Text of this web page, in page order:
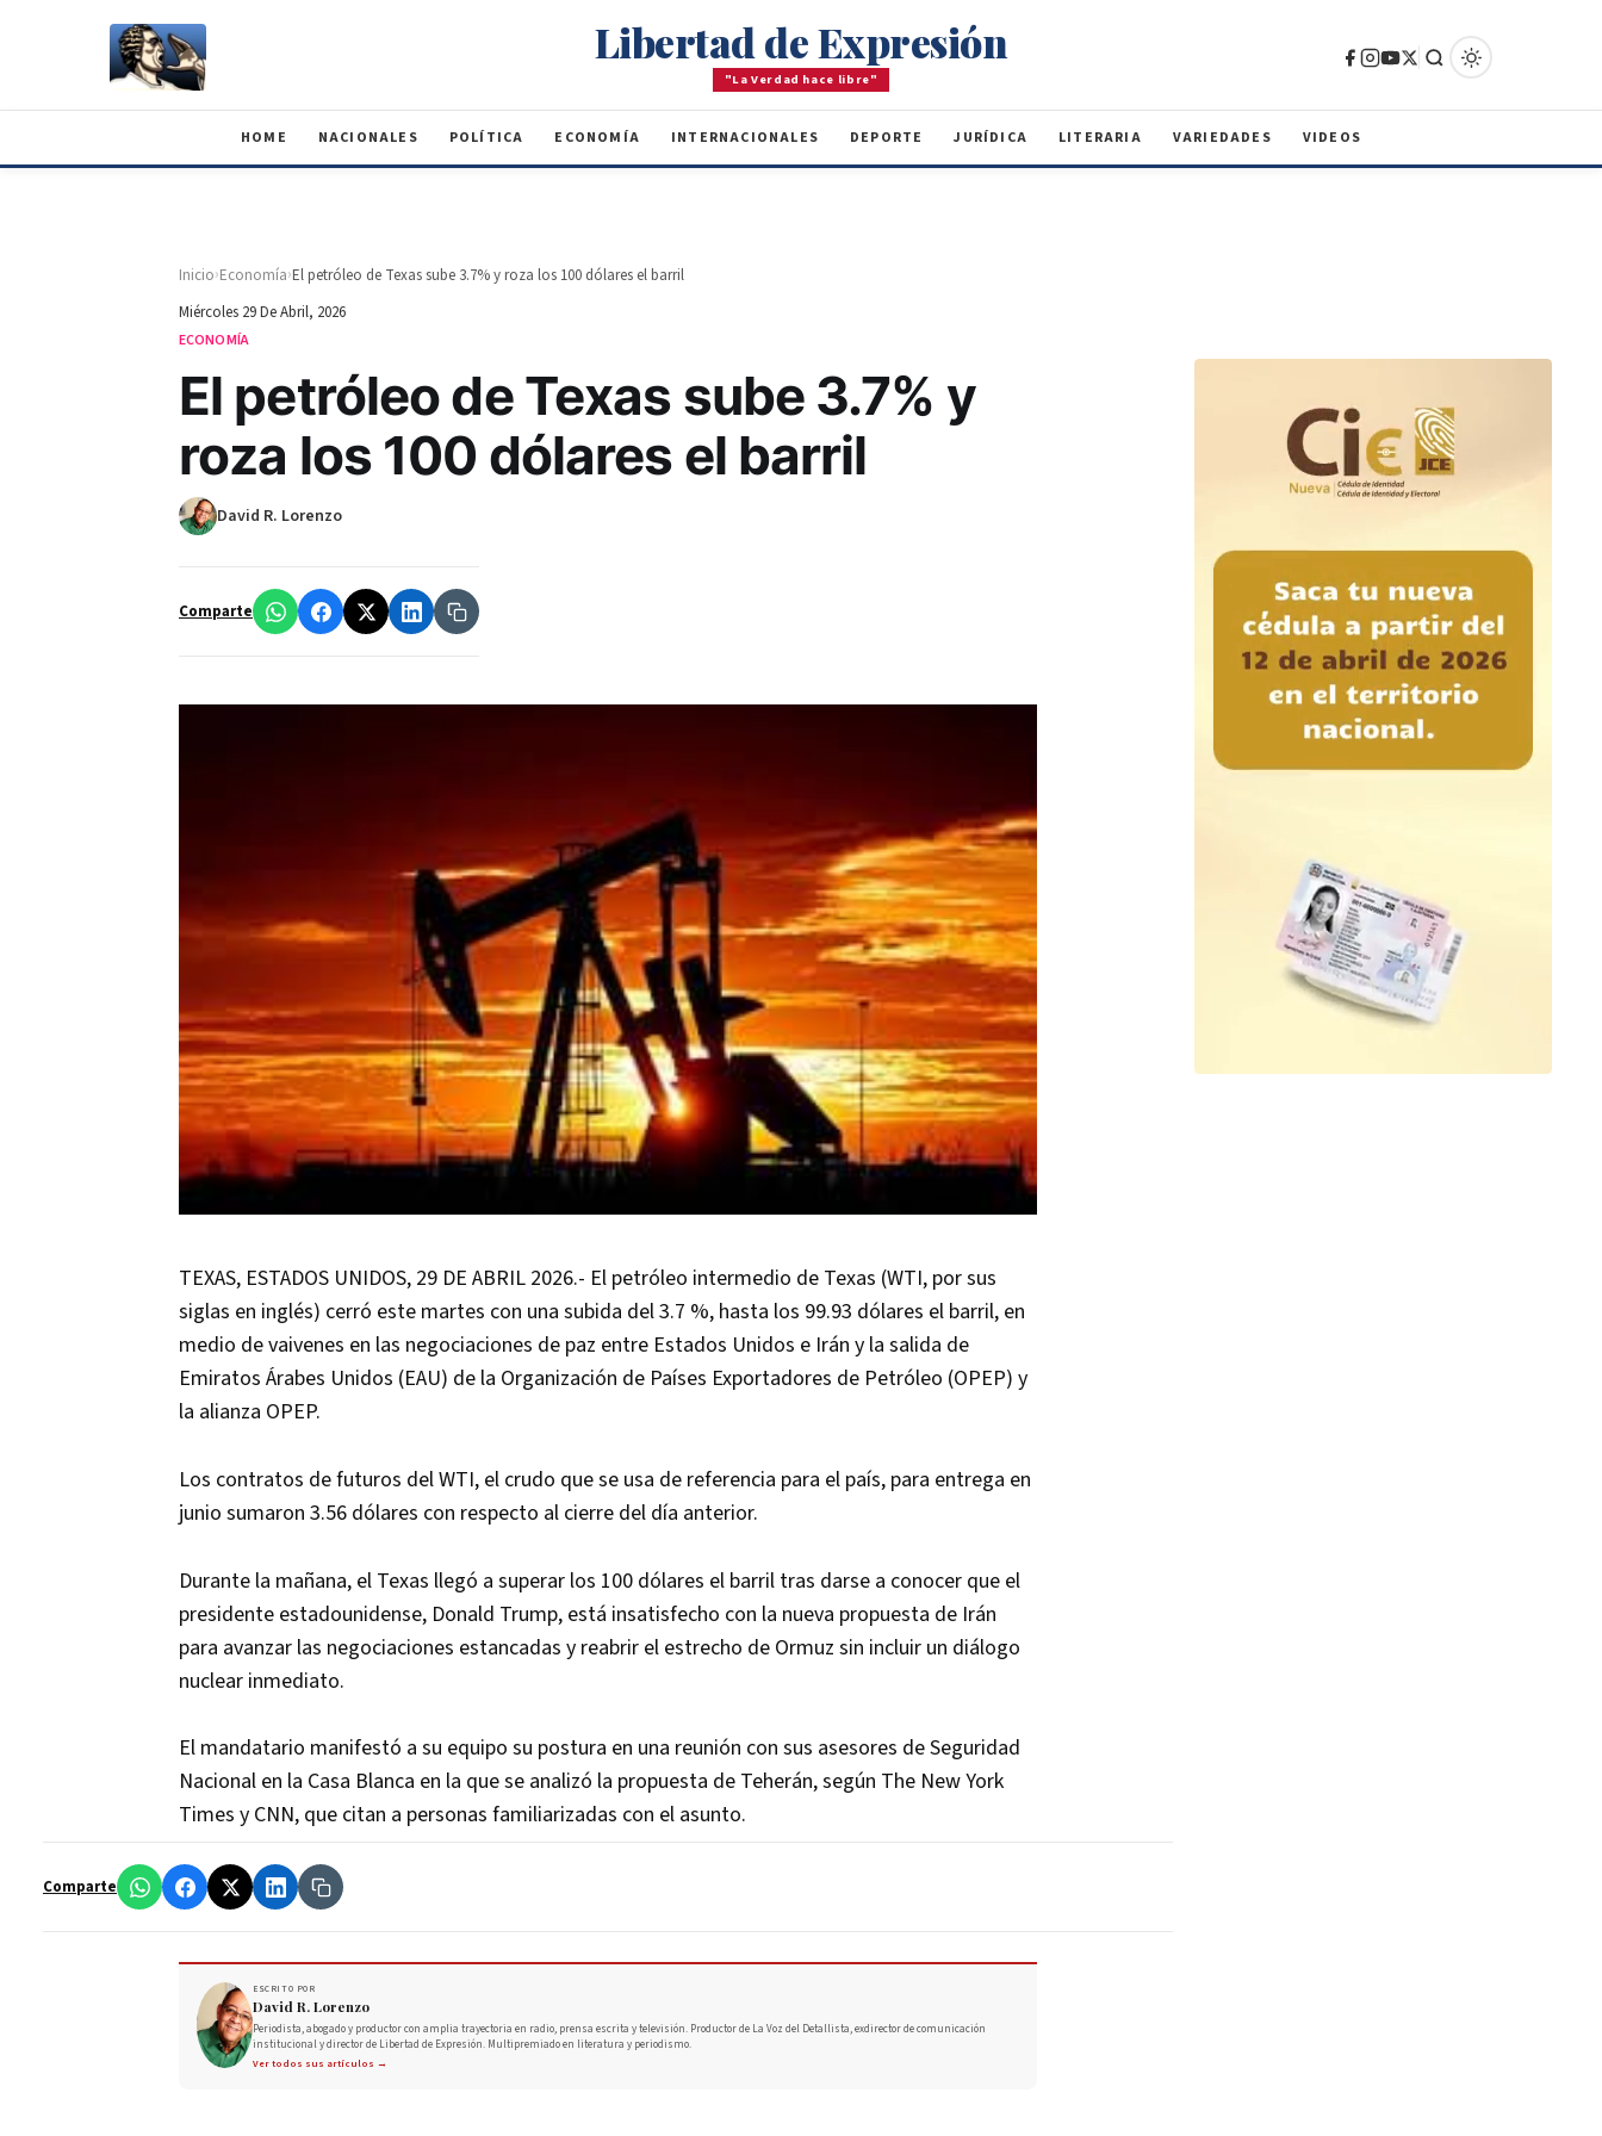
Libertad de Expresión
"La Verdad hace libre"
HOME NACIONALES POLÍTICA ECONOMÍA INTERNACIONALES DEPORTE JURÍDICA LITERARIA VARIEDADES VIDEOS
Inicio›Economía›El petróleo de Texas sube 3.7% y roza los 100 dólares el barril
Miércoles 29 De Abril, 2026
ECONOMÍA
El petróleo de Texas sube 3.7% y
roza los 100 dólares el barril
David R. Lorenzo
Comparte
TEXAS, ESTADOS UNIDOS, 29 DE ABRIL 2026.- El petróleo intermedio de Texas (WTI, por sus
siglas en inglés) cerró este martes con una subida del 3.7 %, hasta los 99.93 dólares el barril, en
medio de vaivenes en las negociaciones de paz entre Estados Unidos e Irán y la salida de
Emiratos Árabes Unidos (EAU) de la Organización de Países Exportadores de Petróleo (OPEP) y
la alianza OPEP.
Los contratos de futuros del WTI, el crudo que se usa de referencia para el país, para entrega en
junio sumaron 3.56 dólares con respecto al cierre del día anterior.
Durante la mañana, el Texas llegó a superar los 100 dólares el barril tras darse a conocer que el
presidente estadounidense, Donald Trump, está insatisfecho con la nueva propuesta de Irán
para avanzar las negociaciones estancadas y reabrir el estrecho de Ormuz sin incluir un diálogo
nuclear inmediato.
El mandatario manifestó a su equipo su postura en una reunión con sus asesores de Seguridad
Nacional en la Casa Blanca en la que se analizó la propuesta de Teherán, según The New York
Times y CNN, que citan a personas familiarizadas con el asunto.
Comparte
ESCRITO POR
David R. Lorenzo
Periodista, abogado y productor con amplia trayectoria en radio, prensa escrita y televisión. Productor de La Voz del Detallista, exdirector de comunicación
institucional y director de Libertad de Expresión. Multipremiado en literatura y periodismo.
Ver todos sus artículos →